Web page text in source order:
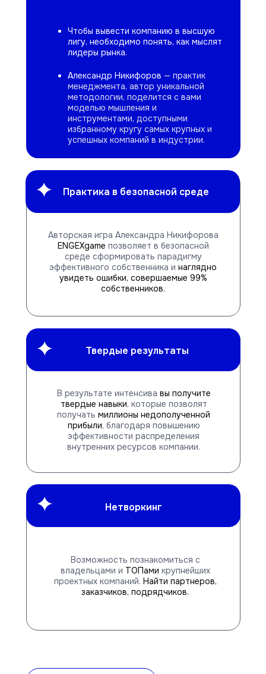
Александр Никифоров — практик
менеджмента, автор уникальной
методологии, поделится с вами
моделью мышления и
инструментами, доступными
избранному кругу самых крупных и
успешных компаний в индустрии.
Чтобы вывести компанию в высшую
лигу, необходимо понять, как мыслят
лидеры рынка.
Авторская игра Александра Никифорова
ENGEXgame позволяет в безопасной
среде сформировать парадигму
эффективного собственника и наглядно
увидеть ошибки, совершаемые 99%
собственников.
Практика в безопасной среде
Возможность познакомиться с
владельцами и ТОПами крупнейших
проектных компаний. Найти партнеров,
заказчиков, подрядчиков.
Нетворкинг
В результате интенсива вы получите
твердые навыки, которые позволят
получать миллионы недополученной
прибыли, благодаря повышению
эффективности распределения
внутренних ресурсов компании.
Твердые результаты